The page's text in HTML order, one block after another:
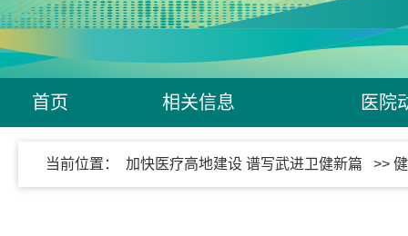
首页 相关信息 医院
当前位置： 加快医疗高地建设 谱写武进卫健新篇 >>